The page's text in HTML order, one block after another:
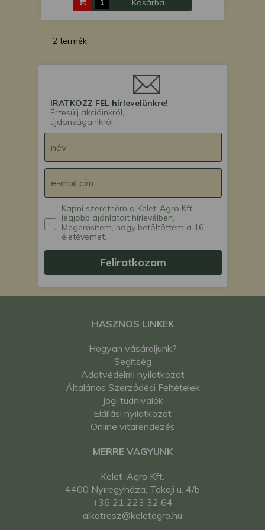
Kosárba
2 termék
IRATKOZZ FEL hírlevelünkre!
Értesülj akcióinkról,
újdonságainkról.
Kapni szeretném a Kelet-Agro Kft.
legjobb ajánlatait hírlevélben.
Megerősítem, hogy betöltöttem a 16.
életévemet.
Feliratkozom
HASZNOS LINKEK
Hogyan vásároljunk?
Segítség
Adatvédelmi nyilatkozat
Általános Szerződési Feltételek
Jogi tudnivalók
Elállási nyilatkozat
Online vitarendezés
MERRE VAGYUNK
Kelet-Agro Kft.
4400 Nyíregyháza, Tokaji u. 4/b
+36 21 223 32 64
alkatresz@keletagro.hu